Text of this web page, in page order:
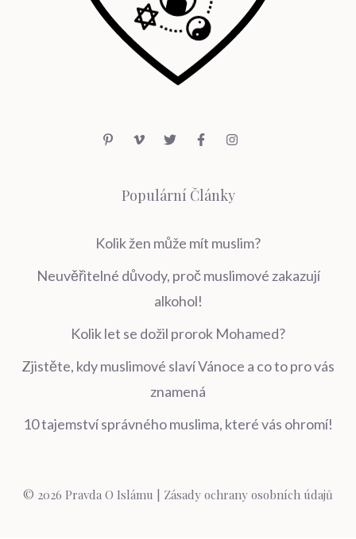
Populární Články
Kolik žen může mít muslim?
Neuvěřitelné důvody, proč muslimové zakazují
alkohol!
Kolik let se dožil prorok Mohamed?
Zjistěte, kdy muslimové slaví Vánoce a co to pro vás
znamená
10 tajemství správného muslima, které vás ohromí!
© 2026 Pravda O Islámu | Zásady ochrany osobních údajů